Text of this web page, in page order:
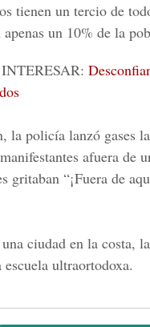
tienen un tercio de
un 10% de la
la policía lanzó gases
afuera de
gritaban “¡Fuera de
ciudad en la costa,
escuela ultraortodoxa.